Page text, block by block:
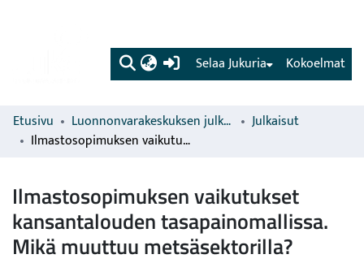
(current) Kokoelmat
Selaa Jukuria
Etusivu Luonnonvarakeskuksen julkaisut
Julkaisut
Ilmastosopimuksen vaikutukset kansantalouden tasapainomallissa. Mikä muuttuu metsäsektorilla?
Ilmastosopimuksen vaikutukset
kansantalouden tasapainomallissa.
Mikä muuttuu metsäsektorilla?